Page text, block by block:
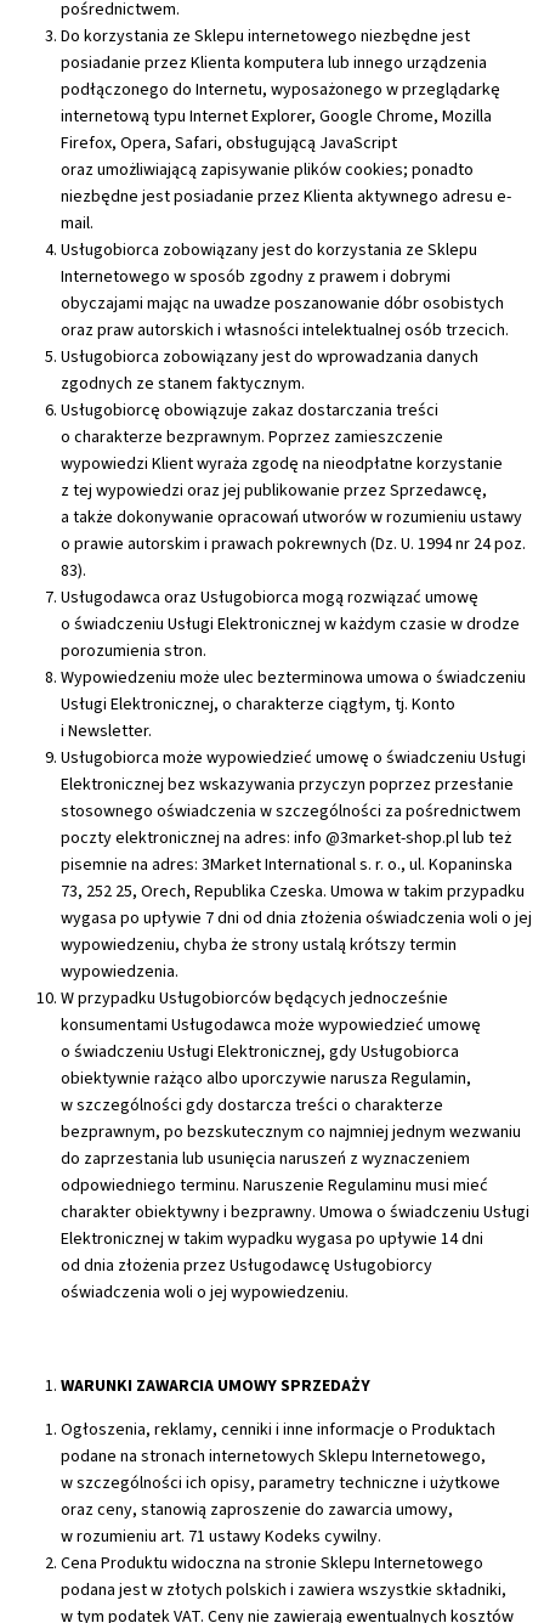
pośrednictwem.
Do korzystania ze Sklepu internetowego niezbędne jest
posiadanie przez Klienta komputera lub innego urządzenia
podłączonego do Internetu, wyposażonego w przeglądarkę
internetową typu Internet Explorer, Google Chrome, Mozilla
Firefox, Opera, Safari, obsługującą JavaScript
oraz umożliwiającą zapisywanie plików cookies; ponadto
niezbędne jest posiadanie przez Klienta aktywnego adresu e-
mail.
Usługobiorca zobowiązany jest do korzystania ze Sklepu
Internetowego w sposób zgodny z prawem i dobrymi
obyczajami mając na uwadze poszanowanie dóbr osobistych
oraz praw autorskich i własności intelektualnej osób trzecich.
Usługobiorca zobowiązany jest do wprowadzania danych
zgodnych ze stanem faktycznym.
Usługobiorcę obowiązuje zakaz dostarczania treści
o charakterze bezprawnym. Poprzez zamieszczenie
wypowiedzi Klient wyraża zgodę na nieodpłatne korzystanie
z tej wypowiedzi oraz jej publikowanie przez Sprzedawcę,
a także dokonywanie opracowań utworów w rozumieniu ustawy
o prawie autorskim i prawach pokrewnych (Dz. U. 1994 nr 24 poz.
83).
Usługodawca oraz Usługobiorca mogą rozwiązać umowę
o świadczeniu Usługi Elektronicznej w każdym czasie w drodze
porozumienia stron.
Wypowiedzeniu może ulec bezterminowa umowa o świadczeniu
Usługi Elektronicznej, o charakterze ciągłym, tj. Konto
i Newsletter.
Usługobiorca może wypowiedzieć umowę o świadczeniu Usługi
Elektronicznej bez wskazywania przyczyn poprzez przesłanie
stosownego oświadczenia w szczególności za pośrednictwem
poczty elektronicznej na adres: info @3market-shop.pl lub też
pisemnie na adres: 3Market International s. r. o., ul. Kopaninska
73, 252 25, Orech, Republika Czeska. Umowa w takim przypadku
wygasa po upływie 7 dni od dnia złożenia oświadczenia woli o jej
wypowiedzeniu, chyba że strony ustalą krótszy termin
wypowiedzenia.
W przypadku Usługobiorców będących jednocześnie
konsumentami Usługodawca może wypowiedzieć umowę
o świadczeniu Usługi Elektronicznej, gdy Usługobiorca
obiektywnie rażąco albo uporczywie narusza Regulamin,
w szczególności gdy dostarcza treści o charakterze
bezprawnym, po bezskutecznym co najmniej jednym wezwaniu
do zaprzestania lub usunięcia naruszeń z wyznaczeniem
odpowiedniego terminu. Naruszenie Regulaminu musi mieć
charakter obiektywny i bezprawny. Umowa o świadczeniu Usługi
Elektronicznej w takim wypadku wygasa po upływie 14 dni
od dnia złożenia przez Usługodawcę Usługobiorcy
oświadczenia woli o jej wypowiedzeniu.
WARUNKI ZAWARCIA UMOWY SPRZEDAŻY
Ogłoszenia, reklamy, cenniki i inne informacje o Produktach
podane na stronach internetowych Sklepu Internetowego,
w szczególności ich opisy, parametry techniczne i użytkowe
oraz ceny, stanowią zaproszenie do zawarcia umowy,
w rozumieniu art. 71 ustawy Kodeks cywilny.
Cena Produktu widoczna na stronie Sklepu Internetowego
podana jest w złotych polskich i zawiera wszystkie składniki,
w tym podatek VAT. Ceny nie zawierają ewentualnych kosztów